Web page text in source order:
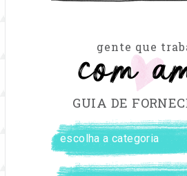
gente que
com
GUIA DE
FILTRAR
FORNECEDORES
escolha
a
categoria
escolha